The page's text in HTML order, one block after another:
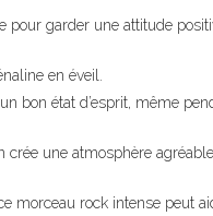
pour garder une attitude
en éveil.
bon état d’esprit, même
crée une atmosphère
morceau rock intense peut